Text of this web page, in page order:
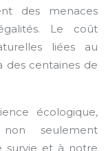
des menaces
Le coût
liées au
des centaines de
écologique,
seulement
survie et à notre